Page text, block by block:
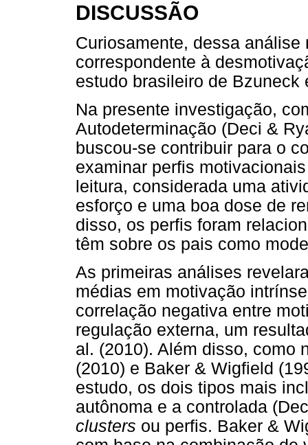
DISCUSSÃO
Curiosamente, dessa
correspondente à
estudo brasileiro de Bzuneck
Na presente investigação,
Autodeterminação (Deci &
buscou-se contribuir para o
examinar perfis
leitura, considerada uma
esforço e uma boa dose de
disso, os perfis foram
têm sobre os pais como
As primeiras análises
médias em motivação
correlação negativa entre
regulação externa, um
al. (2010). Além disso, como
(2010) e Baker & Wigfield
estudo, os dois tipos mais
autônoma e a controlada
clusters ou perfis. Baker &